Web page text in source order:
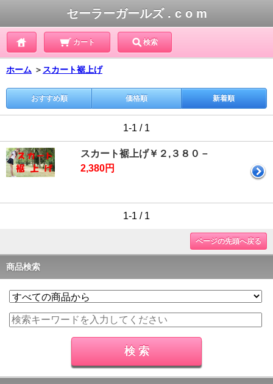
セーラーガールズ . c o m
カート 検索
ホーム ＞ スカート裾上げ
おすすめ順 価格順 新着順
1-1 / 1
スカート裾上げ￥２,３８０－
2,380円
1-1 / 1
ページの先頭へ戻る
商品検索